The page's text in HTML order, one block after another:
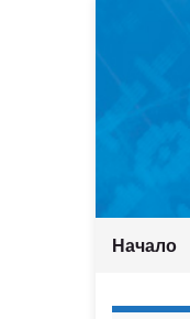
Начало